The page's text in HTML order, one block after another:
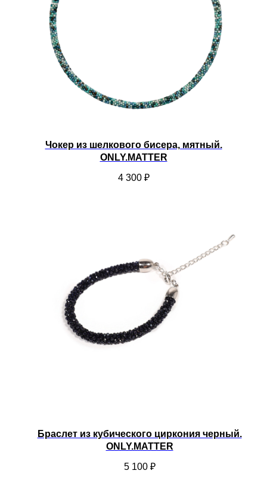
Чокер из шелкового бисера, мятный.
ONLY.MATTER
4 300 ₽
Браслет из кубического циркония черный.
ONLY.MATTER
5 100 ₽